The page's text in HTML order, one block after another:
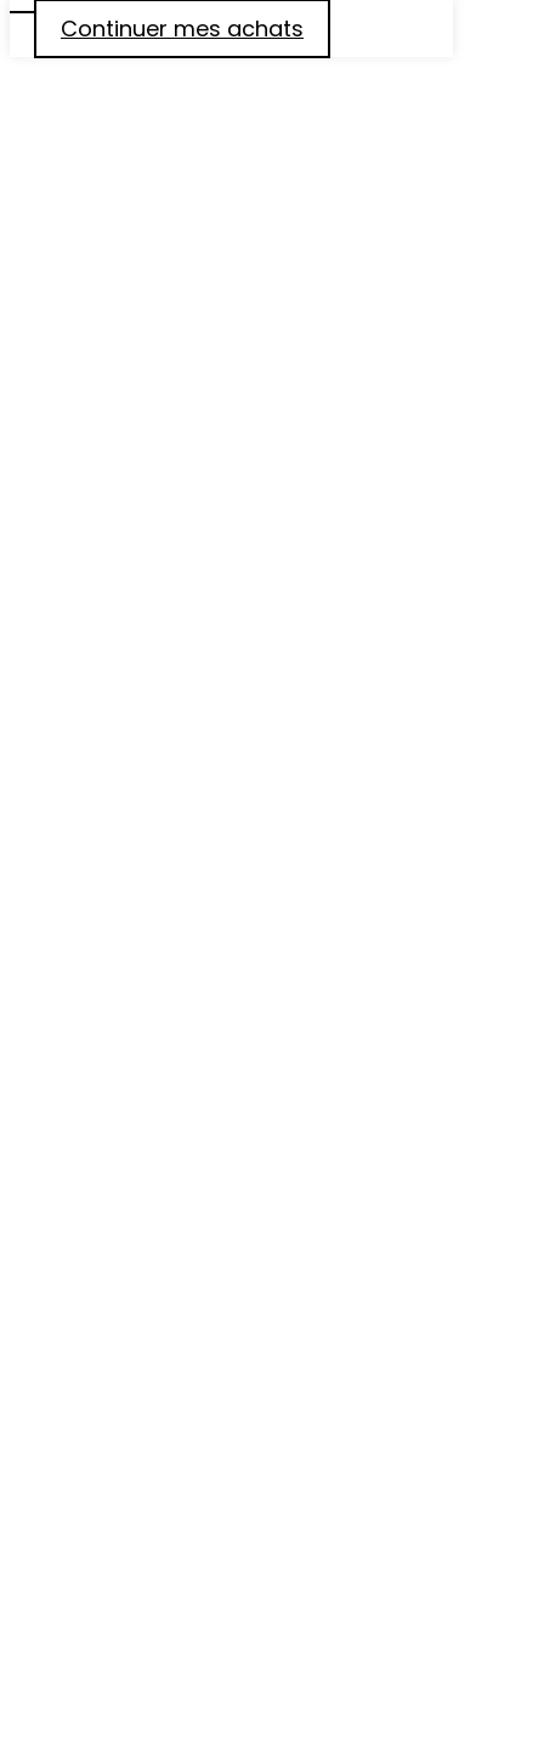
Continuer mes achats